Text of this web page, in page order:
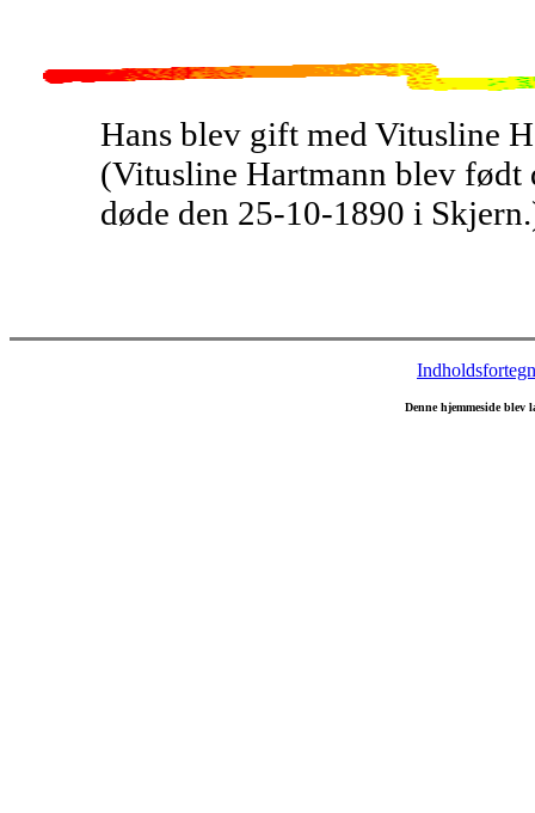
Hans blev gift med Vitusline
(Vitusline Hartmann blev født
døde den 25-10-1890 i
Denne hjemmeside blev